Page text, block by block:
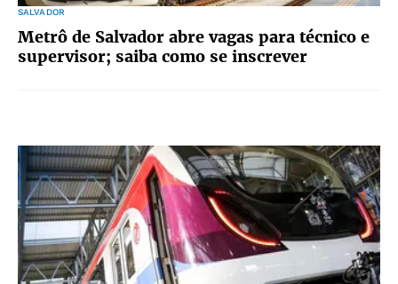
SALVADOR
Metrô de Salvador abre vagas para técnico e
supervisor; saiba como se inscrever